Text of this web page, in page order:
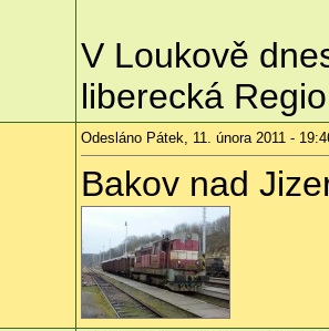
V Loukově
liberecká
Odesláno Pátek, 11. února 2011 -
Bakov nad